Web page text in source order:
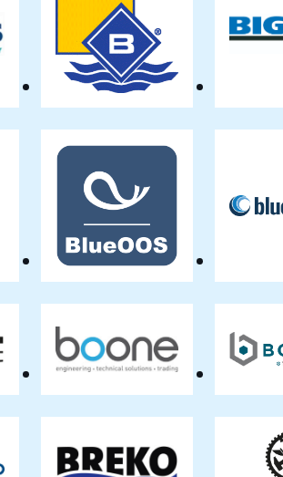
Bezemer
Group
B.V.
BlueOOS
Boone